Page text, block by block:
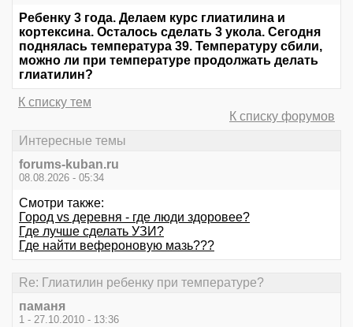
Ребенку 3 года. Делаем курс глиатилина и
кортексина. Осталось сделать 3 укола. Сегодня
поднялась температура 39. Температуру сбили,
можно ли при температуре продолжать делать
глиатилин?
К списку тем
К списку форумов
Интересные темы
forums-kuban.ru
08.08.2026 - 05:34
Смотри также:
Город vs деревня - где люди здоровее?
Где лучше сделать УЗИ?
Где найти вефероновую мазь???
Re: Глиатилин ребенку при температуре?
паманя
1 - 27.10.2010 - 13:36